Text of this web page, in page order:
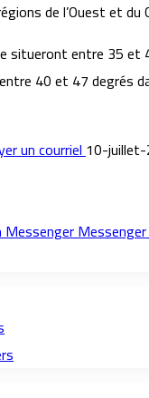
de l’Ouest et du
situeront entre 35 et
40 et 47 degrés
un courriel10-
MessengerMessenger